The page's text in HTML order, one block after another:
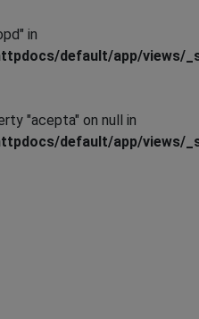
in
default/app/views/
"acepta" on null in
default/app/views/